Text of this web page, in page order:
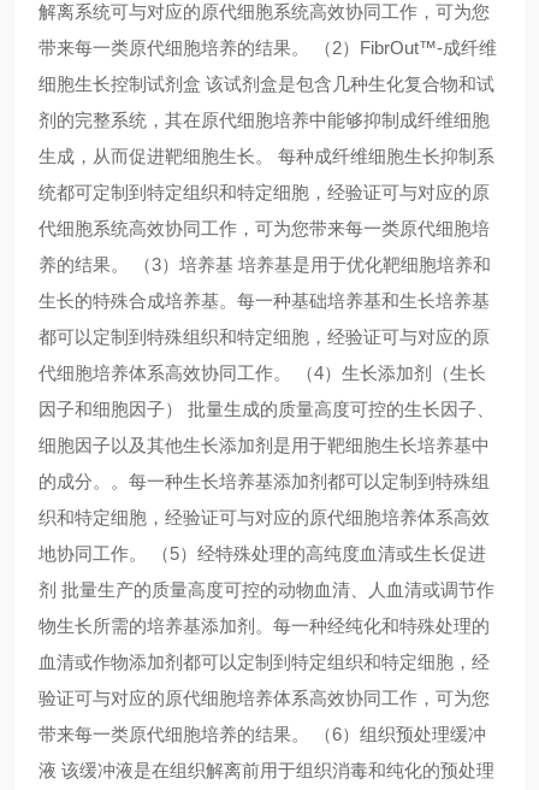
解离系统可与对应的原代细胞系统高效协同工作，可为您
带来每一类原代细胞培养的结果。 （2）FibrOut™-成纤维
细胞生长控制试剂盒 该试剂盒是包含几种生化复合物和试
剂的完整系统，其在原代细胞培养中能够抑制成纤维细胞
生成，从而促进靶细胞生长。 每种成纤维细胞生长抑制系
统都可定制到特定组织和特定细胞，经验证可与对应的原
代细胞系统高效协同工作，可为您带来每一类原代细胞培
养的结果。 （3）培养基 培养基是用于优化靶细胞培养和
生长的特殊合成培养基。每一种基础培养基和生长培养基
都可以定制到特殊组织和特定细胞，经验证可与对应的原
代细胞培养体系高效协同工作。 （4）生长添加剂（生长
因子和细胞因子） 批量生成的质量高度可控的生长因子、
细胞因子以及其他生长添加剂是用于靶细胞生长培养基中
的成分。。每一种生长培养基添加剂都可以定制到特殊组
织和特定细胞，经验证可与对应的原代细胞培养体系高效
地协同工作。 （5）经特殊处理的高纯度血清或生长促进
剂 批量生产的质量高度可控的动物血清、人血清或调节作
物生长所需的培养基添加剂。每一种经纯化和特殊处理的
血清或作物添加剂都可以定制到特定组织和特定细胞，经
验证可与对应的原代细胞培养体系高效协同工作，可为您
带来每一类原代细胞培养的结果。 （6）组织预处理缓冲
液 该缓冲液是在组织解离前用于组织消毒和纯化的预处理